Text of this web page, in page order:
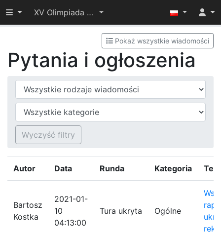
Przełącz widoczność menu
XV Olimpiada Informatyczna Juniorów – I etap
Pokaż wszystkie wiadomości
Pytania i ogłoszenia
Typ wiadomości
Kategoria
Wyczyść filtry
Autor Data Runda Kategoria
Bartosz
Kostka
2021-01-
10
04:13:00
Tura ukryta Ogólne